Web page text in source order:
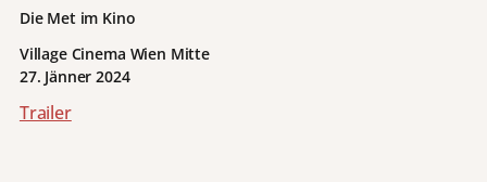
Die Met im Kino
Village Cinema Wien Mitte
27. Jänner 2024
Trailer